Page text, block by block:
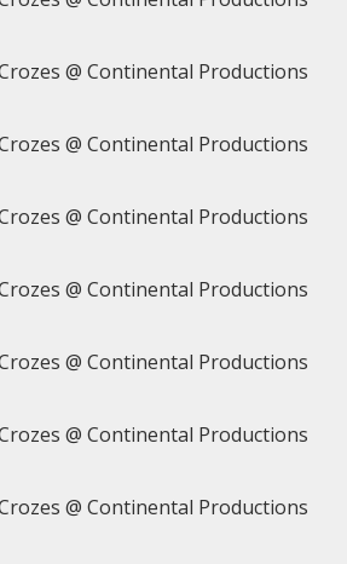
@ Continental Productions
@ Continental Productions
@ Continental Productions
@ Continental Productions
@ Continental Productions
@ Continental Productions
@ Continental Productions